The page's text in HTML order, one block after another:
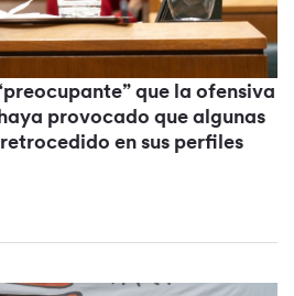
que la ofensiva
provocado que algunas
en sus perfiles